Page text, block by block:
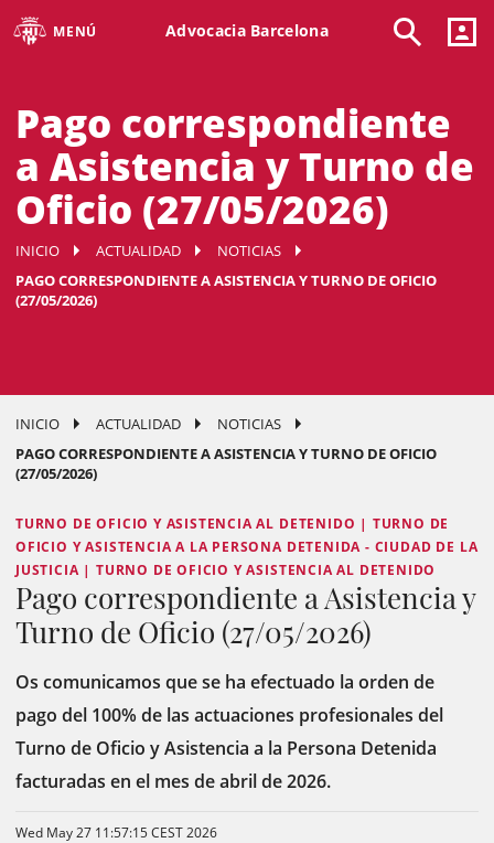
MENÚ Advocacia Barcelona
Pago correspondiente
a Asistencia y Turno de
Oficio (27/05/2026)
INICIO ACTUALIDAD
NOTICIAS
PAGO CORRESPONDIENTE A ASISTENCIA Y TURNO DE OFICIO
(27/05/2026)
INICIO ACTUALIDAD
NOTICIAS
PAGO CORRESPONDIENTE A ASISTENCIA Y TURNO DE OFICIO
(27/05/2026)
TURNO DE OFICIO Y ASISTENCIA AL DETENIDO | TURNO DE
OFICIO Y ASISTENCIA A LA PERSONA DETENIDA - CIUDAD DE LA
JUSTICIA | TURNO DE OFICIO Y ASISTENCIA AL DETENIDO
Pago correspondiente a Asistencia y
Turno de Oficio (27/05/2026)
Os comunicamos que se ha efectuado la orden de
pago del 100% de las actuaciones profesionales del
Turno de Oficio y Asistencia a la Persona Detenida
facturadas en el mes de abril de 2026.
Wed May 27 11:57:15 CEST 2026